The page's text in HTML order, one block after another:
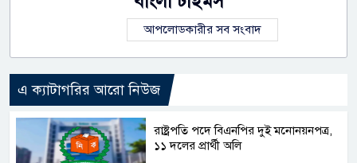
আপলোডকারীর সব সংবাদ
এ ক্যাটাগরির আরো নিউজ
রাষ্ট্রপতি পদে বিএনপির দুই মনোনয়নপত্র,
১১ দলের প্রার্থী অলি